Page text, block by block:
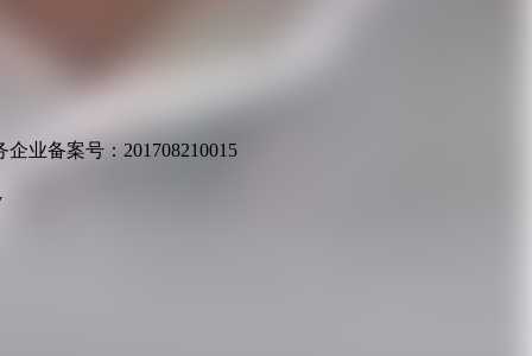
业备案号：201708210015